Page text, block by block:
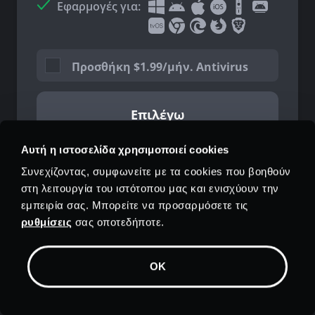
Αυτή η ιστοσελίδα χρησιμοποιεί cookies
Συνεχίζοντας, συμφωνείτε με τα cookies που βοηθούν
στη λειτουργία του ιστότοπου μας και ενισχύουν την
εμπειρία σας. Μπορείτε να προσαρμόσετε τις
ρυθμίσεις σας οποτεδήποτε.
OK
Εφαρμογές για:
Προσθήκη $1.99/μήν. Antivirus
Επιλέγω
Χωρίς Αποταμιεύσεις